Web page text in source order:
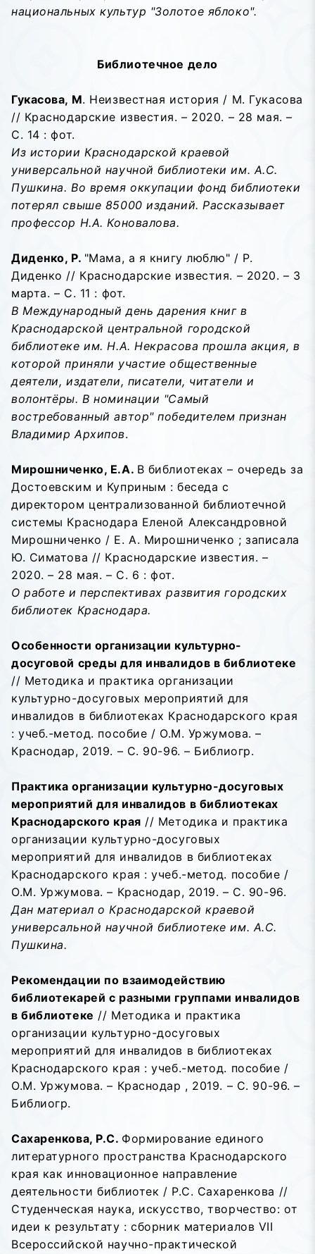
национальных культур "Золотое яблоко".
Библиотечное дело
Гукасова, М. Неизвестная история / М. Гукасова
// Краснодарские известия. – 2020. – 28 мая. –
С. 14 : фот.
Из истории Краснодарской краевой
универсальной научной библиотеки им. А.С.
Пушкина. Во время оккупации фонд библиотеки
потерял свыше 85000 изданий. Рассказывает
профессор Н.А. Коновалова.
Диденко, Р. "Мама, а я книгу люблю" / Р.
Диденко // Краснодарские известия. – 2020. – 3
марта. – С. 11 : фот.
В Международный день дарения книг в
Краснодарской центральной городской
библиотеке им. Н.А. Некрасова прошла акция, в
которой приняли участие общественные
деятели, издатели, писатели, читатели и
волонтёры. В номинации "Самый
востребованный автор" победителем признан
Владимир Архипов.
Мирошниченко, Е.А. В библиотеках – очередь за
Достоевским и Куприным : беседа с
директором централизованной библиотечной
системы Краснодара Еленой Александровной
Мирошниченко / Е. А. Мирошниченко ; записала
Ю. Симатова // Краснодарские известия. –
2020. – 28 мая. – С. 6 : фот.
О работе и перспективах развития городских
библиотек Краснодара.
Особенности организации культурно-
досуговой среды для инвалидов в библиотеке
// Методика и практика организации
культурно-досуговых мероприятий для
инвалидов в библиотеках Краснодарского края
: учеб.-метод. пособие / О.М. Уржумова. –
Краснодар, 2019. – С. 90-96. – Библиогр.
Практика организации культурно-досуговых
мероприятий для инвалидов в библиотеках
Краснодарского края // Методика и практика
организации культурно-досуговых
мероприятий для инвалидов в библиотеках
Краснодарского края : учеб.-метод. пособие /
О.М. Уржумова. – Краснодар, 2019. – С. 90-96.
Дан материал о Краснодарской краевой
универсальной научной библиотеке им. А.С.
Пушкина.
Рекомендации по взаимодействию
библиотекарей с разными группами инвалидов
в библиотеке // Методика и практика
организации культурно-досуговых
мероприятий для инвалидов в библиотеках
Краснодарского края : учеб.-метод. пособие /
О.М. Уржумова. – Краснодар , 2019. – С. 90-96. –
Библиогр.
Сахаренкова, Р.С. Формирование единого
литературного пространства Краснодарского
края как инновационное направление
деятельности библиотек / Р.С. Сахаренкова //
Студенческая наука, искусство, творчество: от
идеи к результату : сборник материалов VII
Всероссийской научно-практической